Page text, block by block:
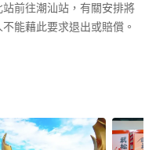
前往潮汕站，有關安排將
能藉此要求退出或賠償。